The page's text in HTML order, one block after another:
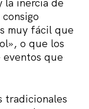
la inercia de
muy fácil que
o que los
eventos que
tradicionales